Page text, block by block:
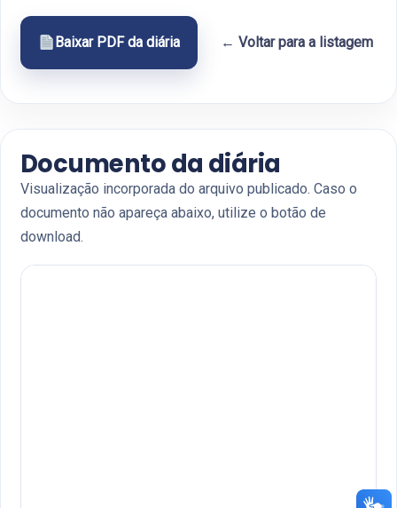
Baixar PDF da diária ← Voltar para a listagem
Documento da diária
Visualização incorporada do arquivo publicado. Caso o
documento não apareça abaixo, utilize o botão de
download.